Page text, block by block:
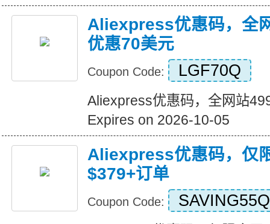
Aliexpress优惠码，全
优惠70美元
Coupon Code: LGF70Q
Aliexpress优惠码，全网站
Expires on 2026-10-05
Aliexpress优惠码，仅
$379+订单
Coupon Code: SAVING55Q